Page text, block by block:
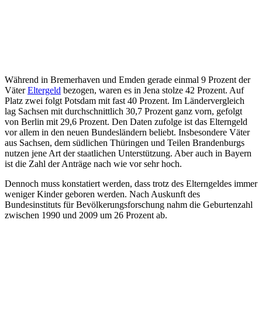
Während in Bremerhaven und Emden gerade einmal 9 Prozent der
VäterEltergeld bezogen, waren es in Jena stolze 42 Prozent. Auf
Platz zwei folgt Potsdam mit fast 40 Prozent. Im Ländervergleich
lag Sachsen mit durchschnittlich 30,7 Prozent ganz vorn, gefolgt
von Berlin mit 29,6 Prozent. Den Daten zufolge ist das Elterngeld
vor allem in den neuen Bundesländern beliebt. Insbesondere Väter
aus Sachsen, dem südlichen Thüringen und Teilen Brandenburgs
nutzen jene Art der staatlichen Unterstützung. Aber auch in Bayern
ist die Zahl der Anträge nach wie vor sehr hoch.
Dennoch muss konstatiert werden, dass trotz des Elterngeldes immer
weniger Kinder geboren werden. Nach Auskunft des
Bundesinstituts für Bevölkerungsforschung nahm die Geburtenzahl
zwischen 1990 und 2009 um 26 Prozent ab.